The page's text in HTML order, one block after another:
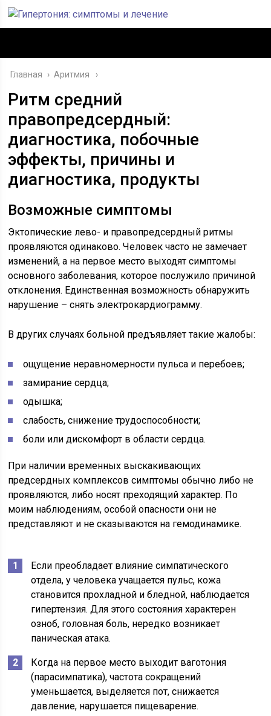
Главная › Аритмия
Ритм средний
правопредсердный:
диагностика, побочные
эффекты, причины и
диагностика, продукты
Возможные симптомы
Эктопические лево- и правопредсердный ритмы
проявляются одинаково. Человек часто не замечает
изменений, а на первое место выходят симптомы
основного заболевания, которое послужило причиной
отклонения. Единственная возможность обнаружить
нарушение – снять электрокардиограмму.
В других случаях больной предъявляет такие жалобы:
ощущение неравномерности пульса и перебоев;
замирание сердца;
одышка;
слабость, снижение трудоспособности;
боли или дискомфорт в области сердца.
При наличии временных выскакивающих
предсердных комплексов симптомы обычно либо не
проявляются, либо носят преходящий характер. По
моим наблюдениям, особой опасности они не
представляют и не сказываются на гемодинамике.
Если преобладает влияние симпатического
отдела, у человека учащается пульс, кожа
становится прохладной и бледной, наблюдается
гипертензия. Для этого состояния характерен
озноб, головная боль, нередко возникает
паническая атака.
Когда на первое место выходит ваготония
(парасимпатика), частота сокращений
уменьшается, выделяется пот, снижается
давление, нарушается пищеварение.